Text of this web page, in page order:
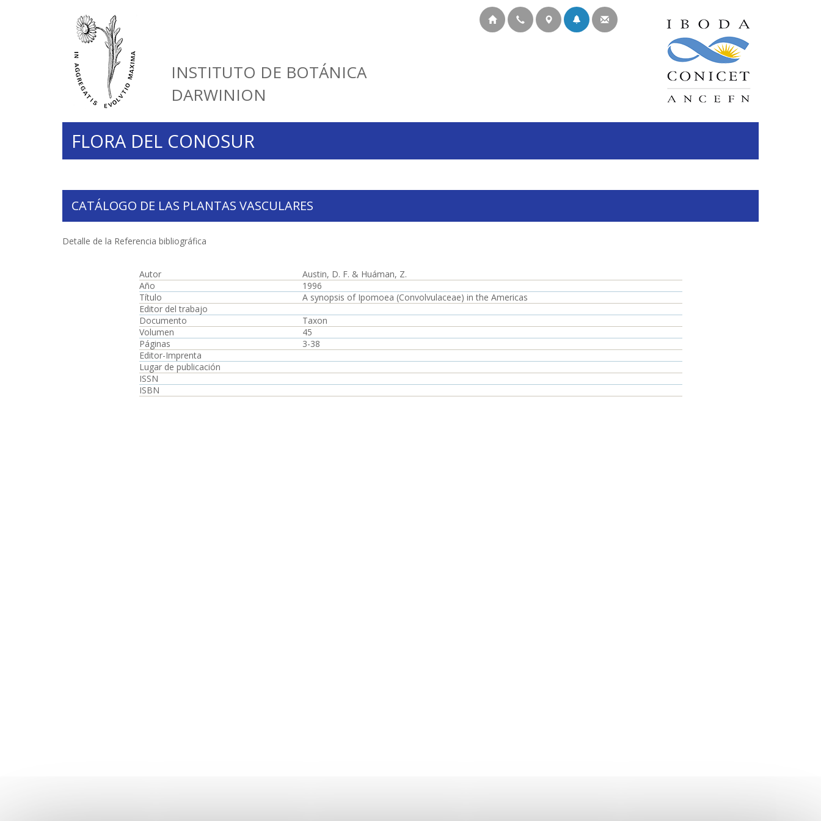
INSTITUTO DE BOTÁNICA
DARWINION
FLORA DEL CONOSUR
CATÁLOGO DE LAS PLANTAS VASCULARES
Detalle de la Referencia bibliográfica
Autor
Austin, D. F. & Huáman, Z.
Año
1996
Título
A synopsis of Ipomoea (Convolvulaceae) in the Americas
Editor del trabajo
Documento
Taxon
Volumen
45
Páginas
3-38
Editor-Imprenta
Lugar de publicación
ISSN
ISBN